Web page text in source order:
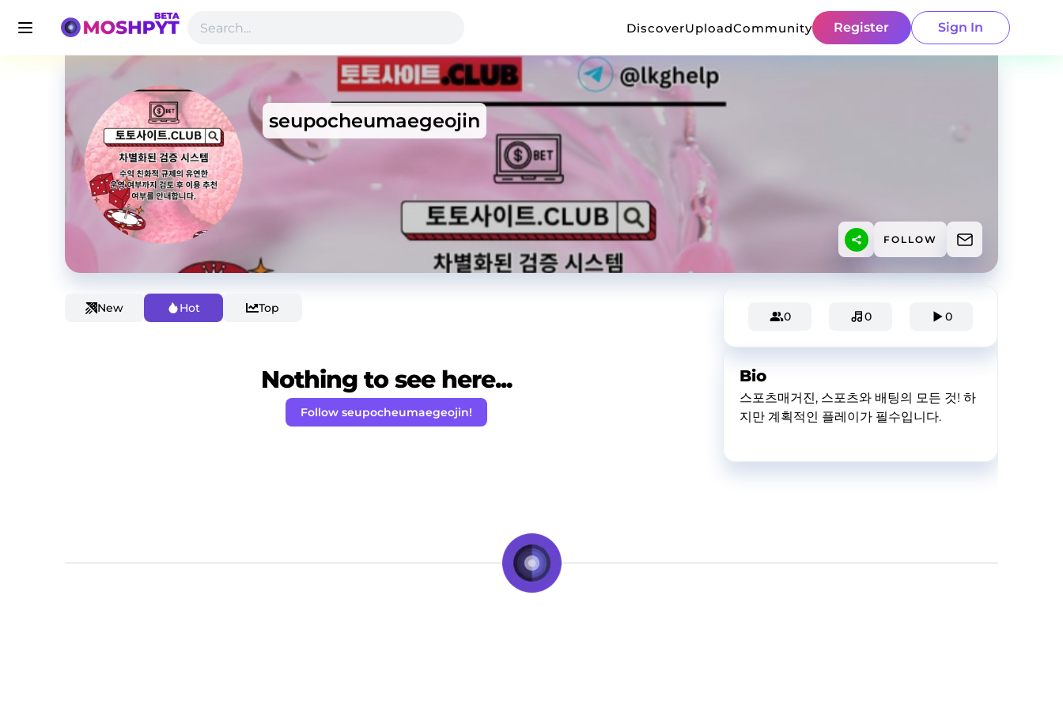
DiscoverUploadCommunity Register Sign In
seupocheumaegeojin
FOLLOW
New Hot Top
Nothing to see here...
Follow seupocheumaegeojin!
0 0 0
Bio
스포츠매거진, 스포츠와 배팅의 모든 것! 하
지만 계획적인 플레이가 필수입니다.